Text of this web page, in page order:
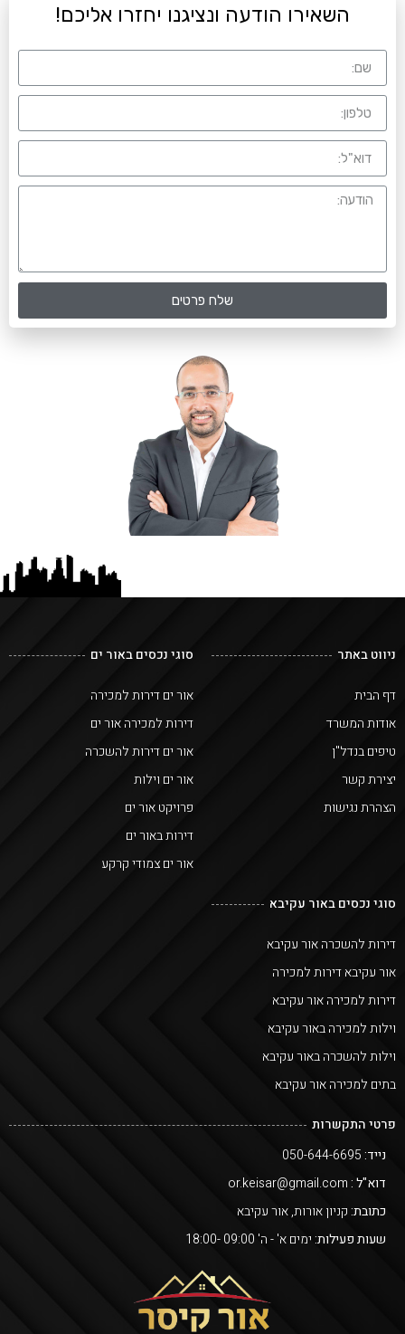
השאירו הודעה ונציגנו יחזרו אליכם!
שלח פרטים
ניווט באתר
דף הבית
אודות המשרד
טיפים בנדל"ן
יצירת קשר
הצהרת נגישות
סוגי נכסים באור ים
אור ים דירות למכירה
דירות למכירה אור ים
אור ים דירות להשכרה
אור ים וילות
פרויקט אור ים
דירות באור ים
אור ים צמודי קרקע
סוגי נכסים באור עקיבא
דירות להשכרה אור עקיבא
אור עקיבא דירות למכירה
דירות למכירה אור עקיבא
וילות למכירה באור עקיבא
וילות להשכרה באור עקיבא
בתים למכירה אור עקיבא
פרטי התקשרות
נייד:
דוא"ל :
כתובת:קניון אורות, אור עקיבא
שעות פעילות:ימים א' - ה' 09:00 -18:00